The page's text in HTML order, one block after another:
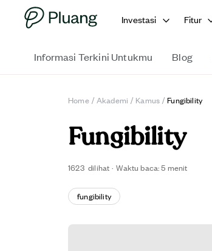
Investasi Fitur
Informasi Terkini Untukmu Blog
Home / Akademi / Kamus / Fungibility
Fungibility
1623dilihat · Waktu baca:5 menit
fungibility